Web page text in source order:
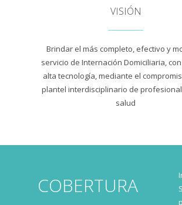
VISIÓN
Brindar el más completo, efectivo y
servicio de Internación Domiciliaria,
alta tecnología, mediante el
plantel interdisciplinario de
salud
COBERTURA